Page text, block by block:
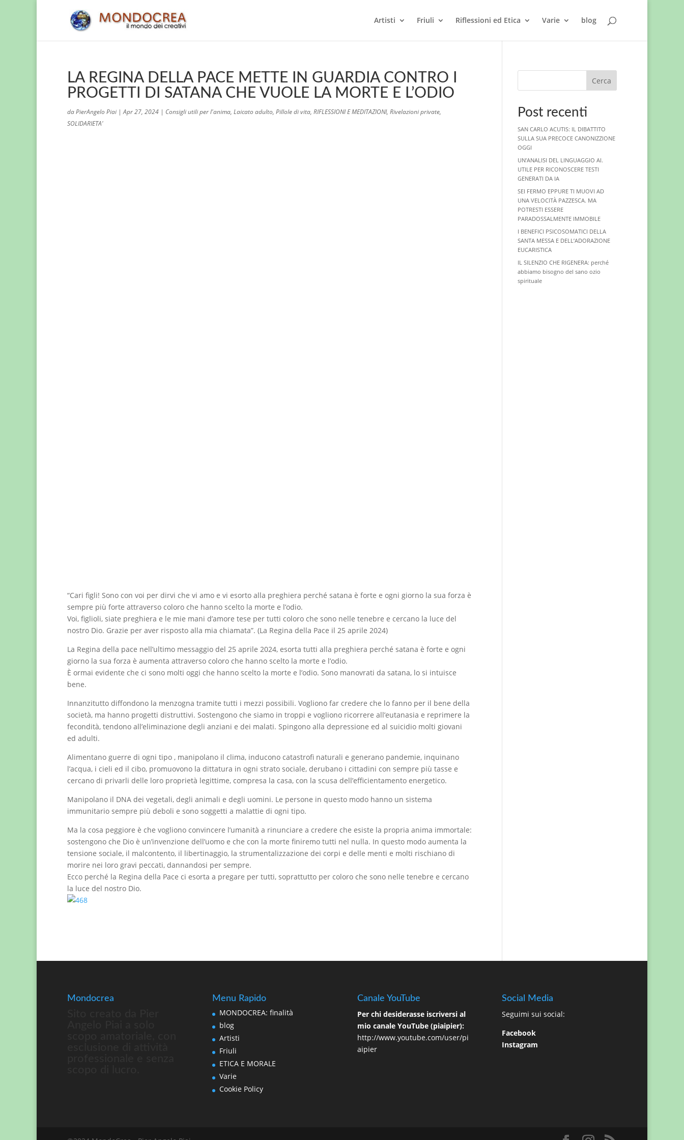
Artisti Friuli Riflessioni ed Etica Varie blog
LA REGINA DELLA PACE METTE IN GUARDIA CONTRO I
PROGETTI DI SATANA CHE VUOLE LA MORTE E L’ODIO
daPierAngelo Piai |Apr 27, 2024 | Consigli utili per l'anima, Laicato adulto, Pillole di vita, RIFLESSIONI E MEDITAZIONI, Rivelazioni private,
SOLIDARIETA'
“Cari figli! Sono con voi per dirvi che vi amo e vi esorto alla preghiera perché satana è forte e ogni giorno la sua forza è
sempre più forte attraverso coloro che hanno scelto la morte e l’odio.
Voi, figlioli, siate preghiera e le mie mani d’amore tese per tutti coloro che sono nelle tenebre e cercano la luce del
nostro Dio. Grazie per aver risposto alla mia chiamata”. (La Regina della Pace il 25 aprile 2024)
La Regina della pace nell’ultimo messaggio del 25 aprile 2024, esorta tutti alla preghiera perché satana è forte e ogni
giorno la sua forza è aumenta attraverso coloro che hanno scelto la morte e l’odio.
È ormai evidente che ci sono molti oggi che hanno scelto la morte e l’odio. Sono manovrati da satana, lo si intuisce
bene.
Innanzitutto diffondono la menzogna tramite tutti i mezzi possibili. Vogliono far credere che lo fanno per il bene della
società, ma hanno progetti distruttivi. Sostengono che siamo in troppi e vogliono ricorrere all’eutanasia e reprimere la
fecondità, tendono all’eliminazione degli anziani e dei malati. Spingono alla depressione ed al suicidio molti giovani
ed adulti.
Alimentano guerre di ogni tipo , manipolano il clima, inducono catastrofi naturali e generano pandemie, inquinano
l’acqua, i cieli ed il cibo, promuovono la dittatura in ogni strato sociale, derubano i cittadini con sempre più tasse e
cercano di privarli delle loro proprietà legittime, compresa la casa, con la scusa dell’efficientamento energetico.
Manipolano il DNA dei vegetali, degli animali e degli uomini. Le persone in questo modo hanno un sistema
immunitario sempre più deboli e sono soggetti a malattie di ogni tipo.
Ma la cosa peggiore è che vogliono convincere l’umanità a rinunciare a credere che esiste la propria anima immortale:
sostengono che Dio è un’invenzione dell’uomo e che con la morte finiremo tutti nel nulla. In questo modo aumenta la
tensione sociale, il malcontento, il libertinaggio, la strumentalizzazione dei corpi e delle menti e molti rischiano di
morire nei loro gravi peccati, dannandosi per sempre.
Ecco perché la Regina della Pace ci esorta a pregare per tutti, soprattutto per coloro che sono nelle tenebre e cercano
la luce del nostro Dio.
Cerca
Post recenti
SAN CARLO ACUTIS: IL DIBATTITO
SULLA SUA PRECOCE CANONIZZIONE
OGGI
UN’ANALISI DEL LINGUAGGIO AI.
UTILE PER RICONOSCERE TESTI
GENERATI DA IA
SEI FERMO EPPURE TI MUOVI AD
UNA VELOCITÀ PAZZESCA. MA
POTRESTI ESSERE
PARADOSSALMENTE IMMOBILE
I BENEFICI PSICOSOMATICI DELLA
SANTA MESSA E DELL’ADORAZIONE
EUCARISTICA
IL SILENZIO CHE RIGENERA: perché
abbiamo bisogno del sano ozio
spirituale
Mondocrea Menu Rapido
MONDOCREA: finalità
blog
Artisti
Friuli
ETICA E MORALE
Varie
Cookie Policy
Canale YouTube
Per chi desiderasse iscriversi al
mio canale YouTube (piaipier):
http://www.youtube.com/user/pi
aipier
Social Media
Seguimi sui social:
Facebook
Instagram